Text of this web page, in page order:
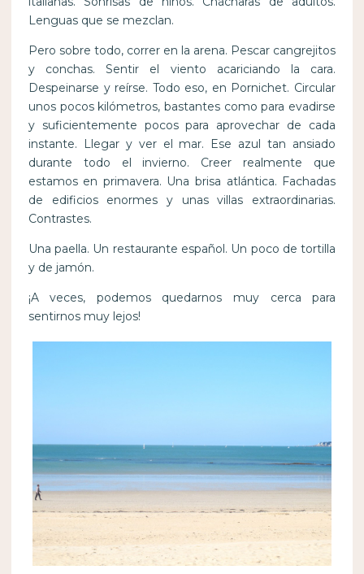
Lenguas que se mezclan.
Pero sobre todo, correr en la arena. Pescar cangrejitos
y conchas. Sentir el viento acariciando la cara.
Despeinarse y reírse. Todo eso, en Pornichet. Circular
unos pocos kilómetros, bastantes como para evadirse
y suficientemente pocos para aprovechar de cada
instante. Llegar y ver el mar. Ese azul tan ansiado
durante todo el invierno. Creer realmente que
estamos en primavera. Una brisa atlántica. Fachadas
de edificios enormes y unas villas extraordinarias.
Contrastes.
Una paella. Un restaurante español. Un poco de tortilla
y de jamón.
¡A veces, podemos quedarnos muy cerca para
sentirnos muy lejos!